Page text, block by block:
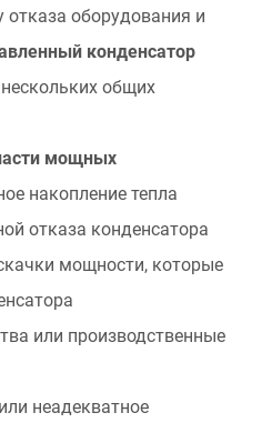
отказа оборудования и
конденсатор
общих
мощных
накопление тепла
отказа конденсатора
мощности, которые
или производственные
неадекватное